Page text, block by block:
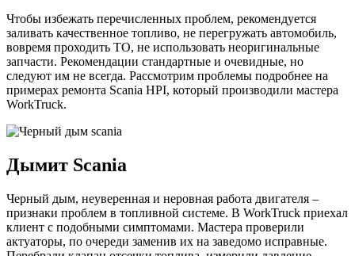
Чтобы избежать перечисленных проблем, рекомендуется
заливать качественное топливо, не перегружать автомобиль,
вовремя проходить ТО, не использовать неоригинальные
запчасти. Рекомендации стандартные и очевидные, но
следуют им не всегда. Рассмотрим проблемы подробнее на
примерах ремонта Scania HPI, который производили мастера
WorkTruck.
Дымит Scania
Черный дым, неуверенная и неровная работа двигателя –
признаки проблем в топливной системе. В WorkTruck приехал
клиент с подобными симптомами. Мастера проверили
актуаторы, по очереди заменив их на заведомо исправные.